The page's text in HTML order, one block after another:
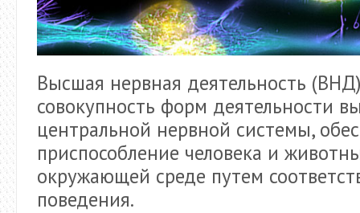
Высшая нервная деятельность
совокупность форм деятельности
центральной нервной системы,
приспособление человека и
окружающей среде путем
поведения.